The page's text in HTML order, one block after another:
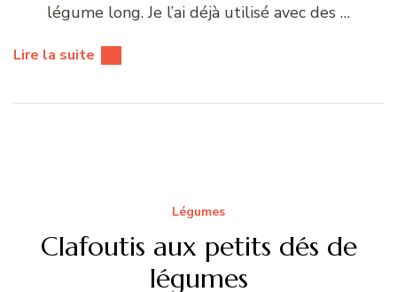
légume long. Je l’ai déjà utilisé avec des …
Lire la suite
Légumes
Clafoutis aux petits dés de
légumes